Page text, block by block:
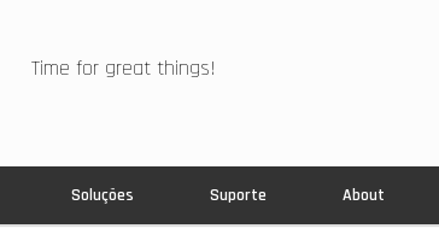
Time for great things!
Soluções Suporte About